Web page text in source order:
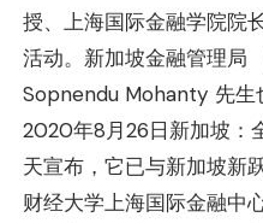
授、上海国际金融学院院
活动。新加坡金融管理局
Sopnendu Mohanty 先生
2020年8月26日新加坡：
天宣布，它已与新加坡新
财经大学上海国际金融中